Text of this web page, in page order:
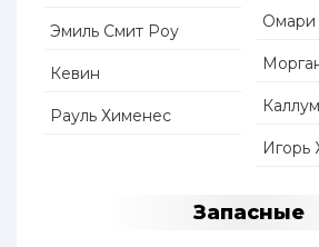
Эмиль Смит Роу
Кевин
Рауль Хименес
Омари
Игорь
Запасные